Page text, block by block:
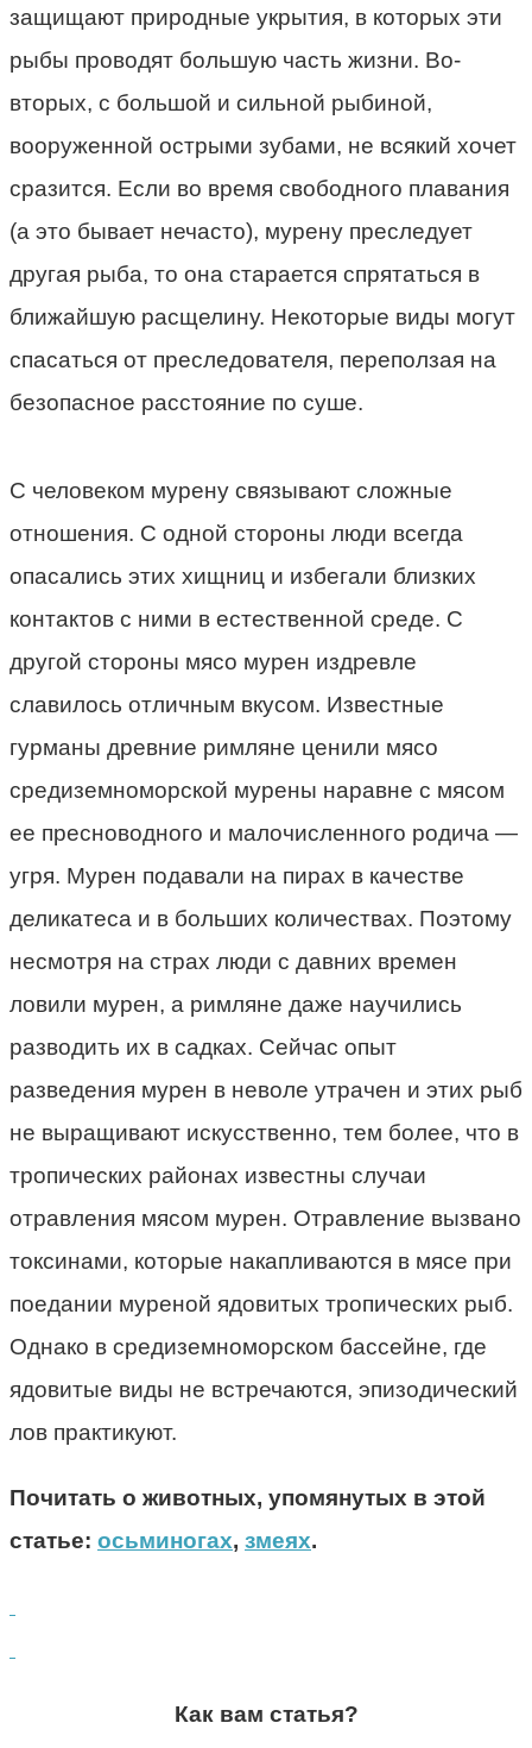
защищают природные укрытия, в которых эти
рыбы проводят большую часть жизни. Во-
вторых, с большой и сильной рыбиной,
вооруженной острыми зубами, не всякий хочет
сразится. Если во время свободного плавания
(а это бывает нечасто), мурену преследует
другая рыба, то она старается спрятаться в
ближайшую расщелину. Некоторые виды могут
спасаться от преследователя, переползая на
безопасное расстояние по суше.
С человеком мурену связывают сложные
отношения. С одной стороны люди всегда
опасались этих хищниц и избегали близких
контактов с ними в естественной среде. С
другой стороны мясо мурен издревле
славилось отличным вкусом. Известные
гурманы древние римляне ценили мясо
средиземноморской мурены наравне с мясом
ее пресноводного и малочисленного родича —
угря. Мурен подавали на пирах в качестве
деликатеса и в больших количествах. Поэтому
несмотря на страх люди с давних времен
ловили мурен, а римляне даже научились
разводить их в садках. Сейчас опыт
разведения мурен в неволе утрачен и этих рыб
не выращивают искусственно, тем более, что в
тропических районах известны случаи
отравления мясом мурен. Отравление вызвано
токсинами, которые накапливаются в мясе при
поедании муреной ядовитых тропических рыб.
Однако в средиземноморском бассейне, где
ядовитые виды не встречаются, эпизодический
лов практикуют.
Почитать о животных, упомянутых в этой
статье: осьминогах, змеях.
Как вам статья?